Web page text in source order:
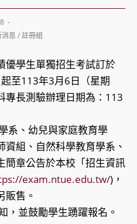
息 /註冊組
優學生單獨招生考試訂於
至113年3月6日（星期
專長測驗辦理日期為：113
系、幼兒與家庭教育學
組、自然科學教育學系、
簡章公告於本校「招生資訊
exam.ntue.edu.tw/)，
販售。
，並鼓勵學生踴躍報名。